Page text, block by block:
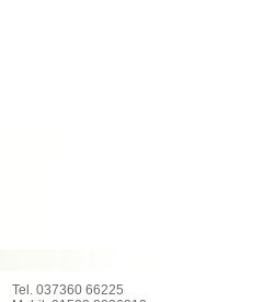
Tel. 037360 66225